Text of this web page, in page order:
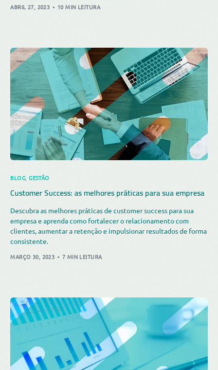
ABRIL 27, 2023 10 MIN LEITURA
BLOG,GESTÃO
Customer Success: as melhores práticas para sua empresa
Descubra as melhores práticas de customer success para sua
empresa e aprenda como fortalecer o relacionamento com
clientes, aumentar a retenção e impulsionar resultados de forma
consistente.
MARÇO 30, 2023 7 MIN LEITURA